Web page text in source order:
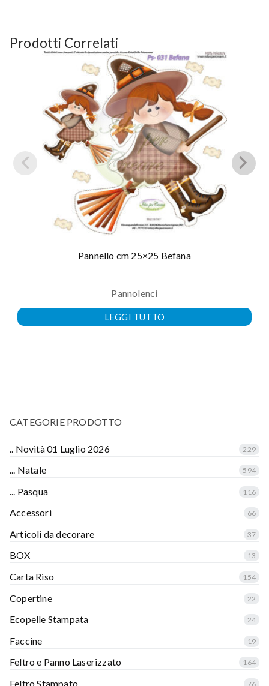
Prodotti Correlati
Pannello cm 25×25 Befana
Pannolenci
LEGGI TUTTO
CATEGORIE PRODOTTO
.. Novità 01 Luglio 2026 229
... Natale 594
... Pasqua 116
Accessori 66
Articoli da decorare 37
BOX 13
Carta Riso 154
Copertine 22
Ecopelle Stampata 24
Faccine 19
Feltro e Panno Laserizzato 164
Feltro Stampato 76